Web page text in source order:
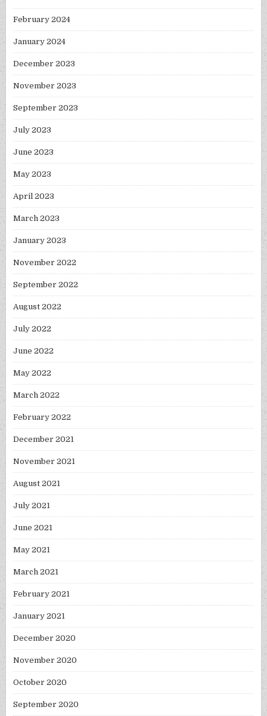
February 2024
January 2024
December 2023
November 2023
September 2023
July 2023
June 2023
May 2023
April 2023
March 2023
January 2023
November 2022
September 2022
August 2022
July 2022
June 2022
May 2022
March 2022
February 2022
December 2021
November 2021
August 2021
July 2021
June 2021
May 2021
March 2021
February 2021
January 2021
December 2020
November 2020
October 2020
September 2020